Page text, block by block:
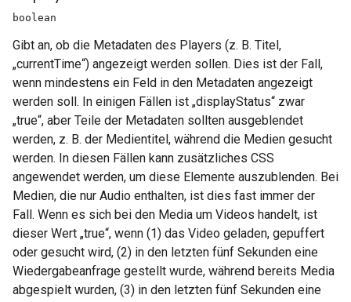
boolean
Gibt an, ob die Metadaten des Players (z. B. Titel,
„currentTime“) angezeigt werden sollen. Dies ist der Fall,
wenn mindestens ein Feld in den Metadaten angezeigt
werden soll. In einigen Fällen ist „displayStatus“ zwar
„true“, aber Teile der Metadaten sollten ausgeblendet
werden, z. B. der Medientitel, während die Medien gesucht
werden. In diesen Fällen kann zusätzliches CSS
angewendet werden, um diese Elemente auszublenden. Bei
Medien, die nur Audio enthalten, ist dies fast immer der
Fall. Wenn es sich bei den Media um Videos handelt, ist
dieser Wert „true“, wenn (1) das Video geladen, gepuffert
oder gesucht wird, (2) in den letzten fünf Sekunden eine
Wiedergabeanfrage gestellt wurde, während bereits Media
abgespielt wurden, (3) in den letzten fünf Sekunden eine